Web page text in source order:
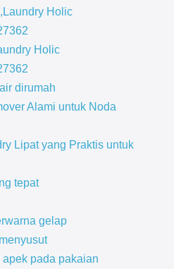
Holic
Holic
dirumah
Alami untuk Noda
Lipat yang Praktis untuk
tepat
gelap
pada pakaian